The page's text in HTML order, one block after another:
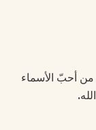
أحبّ الأسماء